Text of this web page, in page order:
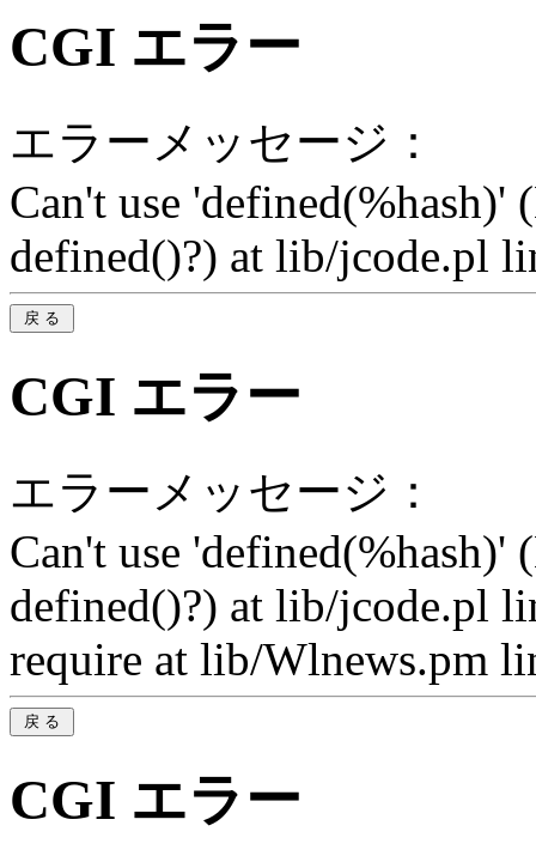
CGI エラー
エラーメッセージ：
Can't use
defined()?) at lib/jcode.pl
CGI エラー
エラーメッセージ：
Can't use
defined()?) at lib/jcode.pl
require at lib/Wlnews.pm
CGI エラー